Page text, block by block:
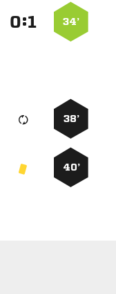
34’
:
38’
40’